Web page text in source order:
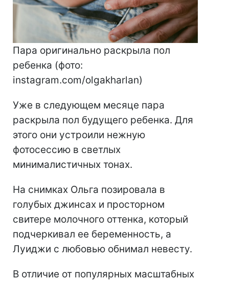
Пара оригинально раскрыла пол
ребенка (фото:
instagram.com/olgakharlan)
Уже в следующем месяце пара
раскрыла пол будущего ребенка. Для
этого они устроили нежную
фотосессию в светлых
минималистичных тонах.
На снимках Ольга позировала в
голубых джинсах и просторном
свитере молочного оттенка, который
подчеркивал ее беременность, а
Луиджи с любовью обнимал невесту.
В отличие от популярных масштабных